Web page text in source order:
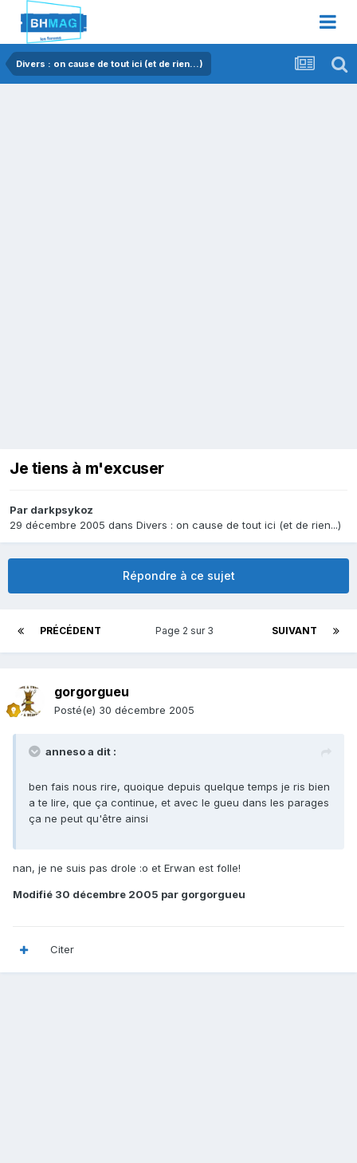
Divers : on cause de tout ici (et de rien...)
Je tiens à m'excuser
Par darkpsykoz
29 décembre 2005 dans Divers : on cause de tout ici (et de rien...)
Répondre à ce sujet
PRÉCÉDENT SUIVANT
Page 2 sur 3
gorgorgueu
Posté(e) 30 décembre 2005
anneso a dit :
ben fais nous rire, quoique depuis quelque temps je ris bien
a te lire, que ça continue, et avec le gueu dans les parages
ça ne peut qu'être ainsi
nan, je ne suis pas drole :o et Erwan est folle!
Modifié 30 décembre 2005 par gorgorgueu
Citer